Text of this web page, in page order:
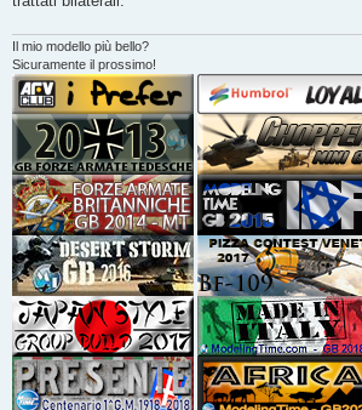
Il mio modello più bello?
Sicuramente il prossimo!